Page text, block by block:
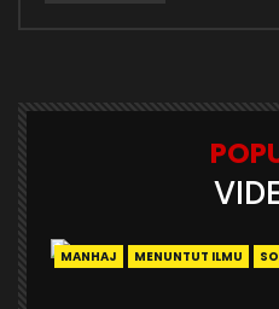
MANHAJ MENUNTUT ILMU